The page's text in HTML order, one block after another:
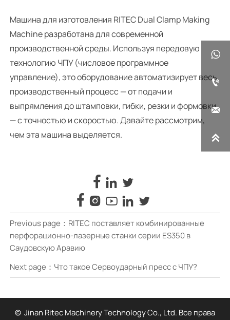
Машина для изготовления RITEC Dual Clamp Making
Machine разработана для современной
производственной среды. Используя передовую
технологию ЧПУ (числовое программное
управление), это оборудование автоматизирует весь
производственный процесс — от подачи и
выпрямления до штамповки, гибки, резки и формовки
— с точностью и скоростью. Давайте рассмотрим,
чем эта машина выделяется.
  
    
Previous page： RITEC поставляет комбинированные
перфорационно-лазерные станки серии ES350 в
Саудовскую Аравию
Next page： Что такое Сервоударный пресс с ЧПУ?
© Jinan Ritec Machinery Technology Co., Ltd. Все права



